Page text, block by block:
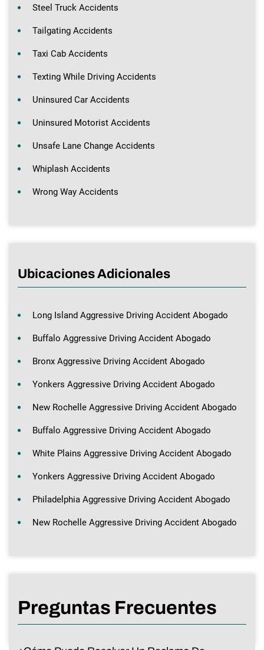
Steel Truck Accidents
Tailgating Accidents
Taxi Cab Accidents
Texting While Driving Accidents
Uninsured Car Accidents
Uninsured Motorist Accidents
Unsafe Lane Change Accidents
Whiplash Accidents
Wrong Way Accidents
Ubicaciones Adicionales
Long Island Aggressive Driving Accident Abogado
Buffalo Aggressive Driving Accident Abogado
Bronx Aggressive Driving Accident Abogado
Yonkers Aggressive Driving Accident Abogado
New Rochelle Aggressive Driving Accident Abogado
Buffalo Aggressive Driving Accident Abogado
White Plains Aggressive Driving Accident Abogado
Yonkers Aggressive Driving Accident Abogado
Philadelphia Aggressive Driving Accident Abogado
New Rochelle Aggressive Driving Accident Abogado
Preguntas Frecuentes